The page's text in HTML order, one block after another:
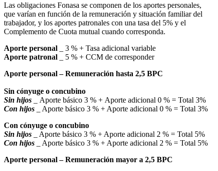
Las obligaciones Fonasa se componen de los aportes personales,
que varían en función de la remuneración y situación familiar del
trabajador, y los aportes patronales con una tasa del 5% y el
Complemento de Cuota mutual cuando corresponda.
Aporte personal _ 3 % + Tasa adicional variable
Aporte patronal _ 5 % + CCM de corresponder
Aporte personal – Remuneración hasta 2,5 BPC
Sin cónyuge o concubino
Sin hijos _ Aporte básico 3 % + Aporte adicional 0 % = Total 3%
Con hijos _ Aporte básico 3 % + Aporte adicional 0 % = Total 3%
Con cónyuge o concubino
Sin hijos _ Aporte básico 3 % + Aporte adicional 2 % = Total 5%
Con hijos _ Aporte básico 3 % + Aporte adicional 2 % = Total 5%
Aporte personal – Remuneración mayor a 2,5 BPC